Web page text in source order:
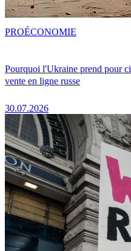
Pourquoi l'Ukraine prend pour
vente en ligne russe
30.07.2026
PROÉCONOMIE